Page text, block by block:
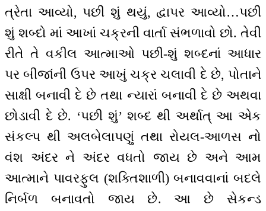
ત્રેતા આવ્યો, પછી શું થયું, દ્વાપર આવ્યો…પછી
શું શબ્દો માં આખાં ચક્રની વાર્તા સંભળાવો છો. તેવી
રીતે તે વકીલ આત્માઓ પછી-શું શબ્દનાં આધાર
પર બીજાંની ઉપર આખું ચક્ર ચલાવી દે છે, પોતાને
સાક્ષી બનાવી દે છે તથા ન્યારાં બનાવી દે છે અથવા
છોડાવી દે છે. ‘પછી શું’ શબ્દ થી અર્થાત્ આ એક
સંકલ્પ થી અલબેલાપણું તથા રોયલ-આળસ નો
વંશ અંદર ને અંદર વધતો જાય છે અને આમ
આત્માને પાવરફુલ (શક્તિશાળી) બનાવવાનાં બદલે
નિર્બળ બનાવતો જાય છે. આ છે સેકન્ડ